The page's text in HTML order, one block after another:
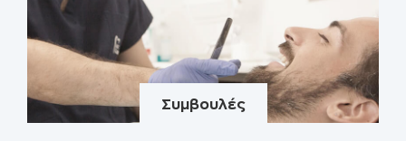
Συμβουλές